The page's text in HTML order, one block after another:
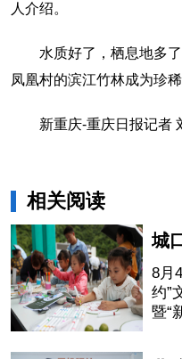
人介绍。
水质好了，栖息地多
凤凰村的滨江竹林成为珍
新重庆-重庆日报记者
相关阅读
8月
约”
暨“